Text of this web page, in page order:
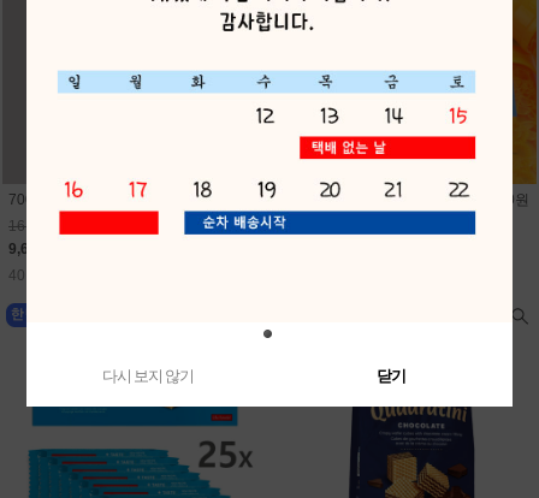
700미니펭귄비눗방울(24개) 1개 400원
16,800원
9,600원
40원 적립
700미니문어비눗방울(24개) 1개 400원
16,800원
다시 보지 않기 닫기